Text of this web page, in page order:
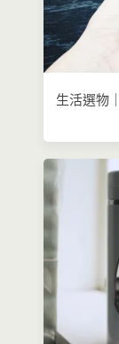
生活選物